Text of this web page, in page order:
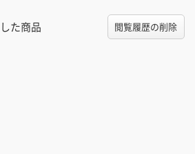
た商品 閲覧履歴の削除